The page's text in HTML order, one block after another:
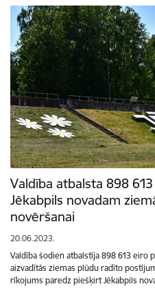
Valdība atbalsta 898
Jēkabpils novadam
novēršanai
20.06.2023.
Valdība šodien atbalstīja 898 613 eiro
aizvadītās ziemas plūdu radīto
rīkojums paredz piešķirt Jēkabpils